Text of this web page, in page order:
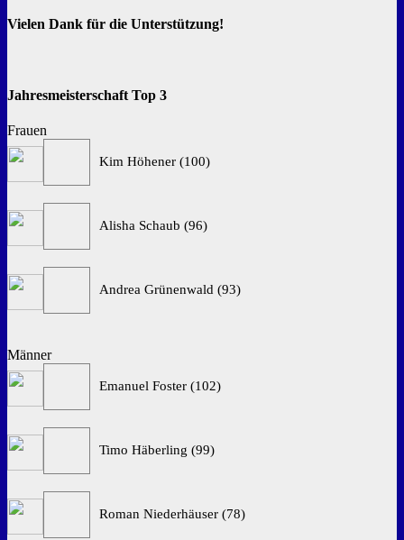
Vielen Dank für die Unterstützung!
Jahresmeisterschaft Top 3
Frauen
Kim Höhener (100)
Alisha Schaub (96)
Andrea Grünenwald (93)
Männer
Emanuel Foster (102)
Timo Häberling (99)
Roman Niederhäuser (78)